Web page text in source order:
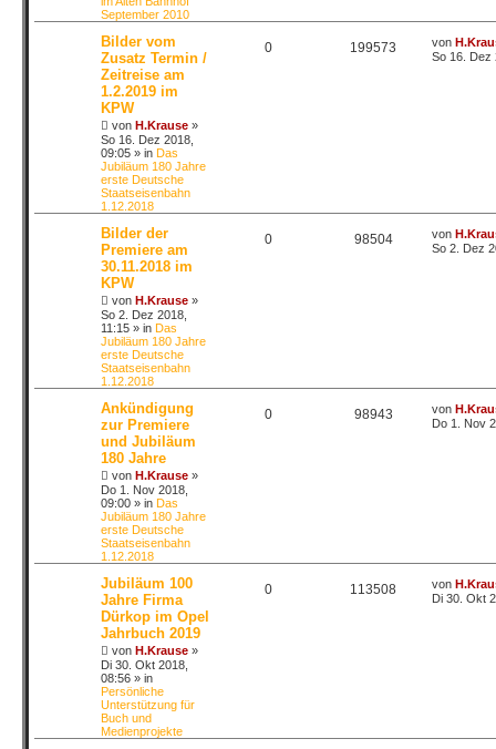
September 2010
Bilder vom
Zusatz Termin /
Zeitreise am
1.2.2019 im
KPW
von H.Krause »
So 16. Dez 2018,
09:05 » in Das
Jubiläum 180 Jahre
erste Deutsche
Staatseisenbahn
1.12.2018
0 199573 von
So 16. Dez
Bilder der
Premiere am
30.11.2018 im
KPW
von H.Krause »
So 2. Dez 2018,
11:15 » in Das
Jubiläum 180 Jahre
erste Deutsche
Staatseisenbahn
1.12.2018
0 98504 von
So 2. Dez
Ankündigung
zur Premiere
und Jubiläum
180 Jahre
von H.Krause »
Do 1. Nov 2018,
09:00 » in Das
Jubiläum 180 Jahre
erste Deutsche
Staatseisenbahn
1.12.2018
0 98943 von
Do 1. Nov
Jubiläum 100
Jahre Firma
Dürkop im Opel
Jahrbuch 2019
von H.Krause »
Di 30. Okt 2018,
08:56 » in
Persönliche
Unterstützung für
Buch und
Medienprojekte
0 113508 von
Di 30. Okt